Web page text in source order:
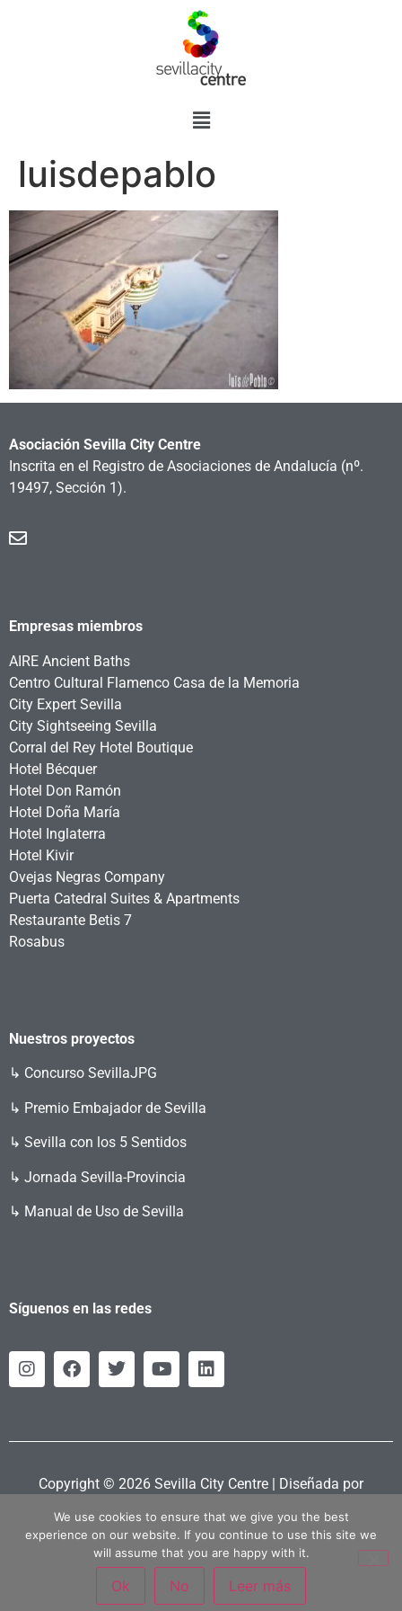
luisdepablo
Asociación Sevilla City Centre
Inscrita en el Registro de Asociaciones de Andalucía (nº.
19497, Sección 1).
Empresas miembros
AIRE Ancient Baths
Centro Cultural Flamenco Casa de la Memoria
City Expert Sevilla
City Sightseeing Sevilla
Corral del Rey Hotel Boutique
Hotel Bécquer
Hotel Don Ramón
Hotel Doña María
Hotel Inglaterra
Hotel Kivir
Ovejas Negras Company
Puerta Catedral Suites & Apartments
Restaurante Betis 7
Rosabus
Nuestros proyectos
↳ Concurso SevillaJPG
↳ Premio Embajador de Sevilla
↳ Sevilla con los 5 Sentidos
↳ Jornada Sevilla-Provincia
↳ Manual de Uso de Sevilla
Síguenos en las redes
Copyright © 2026 Sevilla City Centre | Diseñada por
Política Privacidad |Política Cookies|Aviso Legal
We use cookies to ensure that we give you the best
experience on our website. If you continue to use this site we
will assume that you are happy with it.
Ok No Leer más